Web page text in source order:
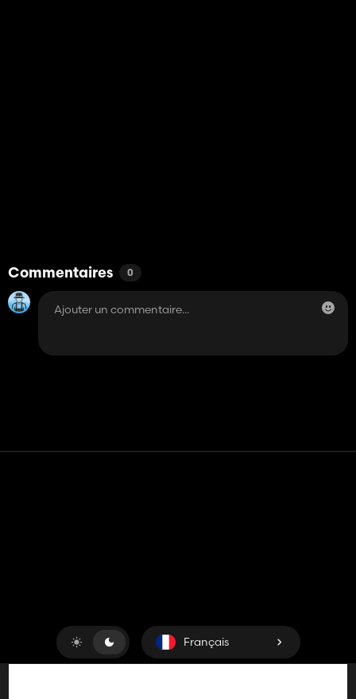
Commentaires 0
Français